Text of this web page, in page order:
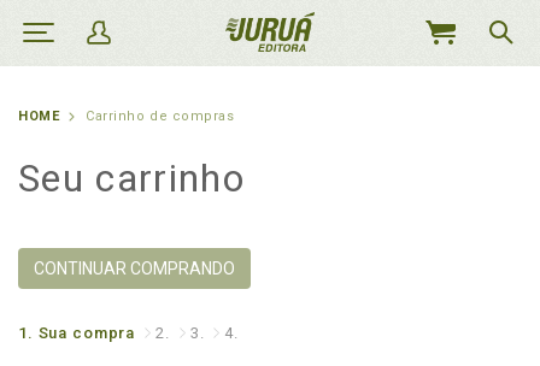
MEU
HOME Carrinho de compras
Seu carrinho
CONTINUAR COMPRANDO
1. Sua compra 2. 3. 4.